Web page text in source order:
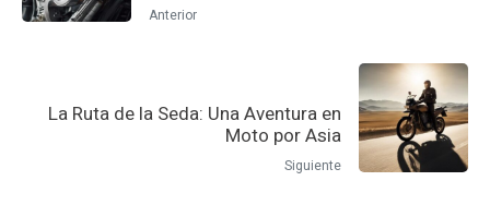
Anterior
La Ruta de la Seda: Una Aventura en
Moto por Asia
Siguiente